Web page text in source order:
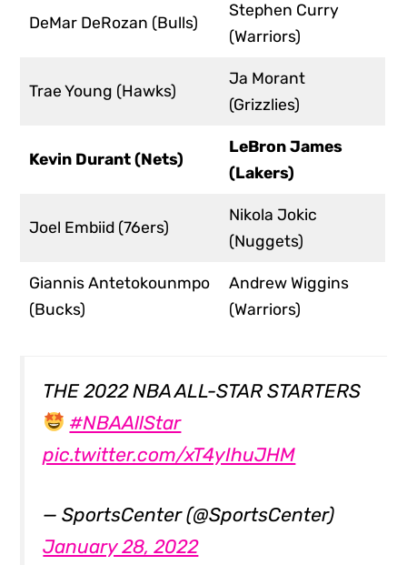
DeMar DeRozan (Bulls)
Stephen Curry
(Warriors)
Trae Young (Hawks)
Ja Morant
(Grizzlies)
Kevin Durant (Nets)
LeBron James
(Lakers)
Joel Embiid (76ers)
Nikola Jokic
(Nuggets)
Giannis Antetokounmpo
(Bucks)
Andrew Wiggins
(Warriors)
THE 2022 NBA ALL-STAR STARTERS
#NBAAllStar
pic.twitter.com/xT4yIhuJHM
— SportsCenter (@SportsCenter)
January 28, 2022